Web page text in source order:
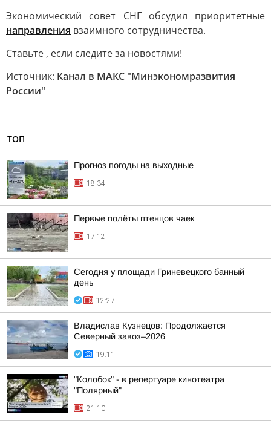
Экономический совет СНГ обсудил приоритетные
направления взаимного сотрудничества.
Ставьте , если следите за новостями!
Источник: Канал в МАКС "Минэкономразвития
России"
ТОП
Прогноз погоды на выходные
18:34
Первые полёты птенцов чаек
17:12
Сегодня у площади Гриневецкого банный
день
12:27
Владислав Кузнецов: Продолжается
Северный завоз–2026
19:11
"Колобок" - в репертуаре кинотеатра
"Полярный"
21:10